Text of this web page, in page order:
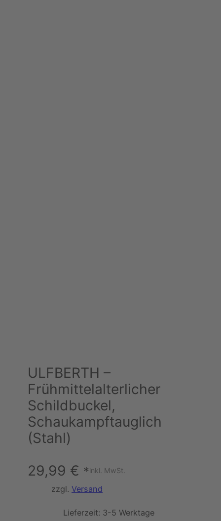
ULFBERTH –
Frühmittelalterlicher
Schildbuckel,
Schaukampftauglich
(Stahl)
29,99 € *inkl. MwSt.
zzgl. Versand
Lieferzeit: 3-5 Werktage